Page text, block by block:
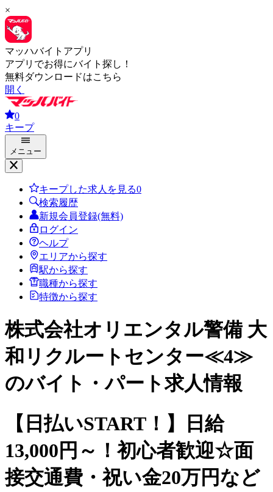
×
マッハバイトアプリ
アプリでお得にバイト探し！
無料ダウンロードはこちら
開く
0
キープ
メニュー
キープした求人を見る0
検索履歴
新規会員登録(無料)
ログイン
ヘルプ
エリアから探す
駅から探す
職種から探す
特徴から探す
株式会社オリエンタル警備 大
和リクルートセンター≪4≫
のバイト・パート求人情報
【日払いSTART！】日給
13,000円～！初心者歓迎☆面
接交通費・祝い金20万円など